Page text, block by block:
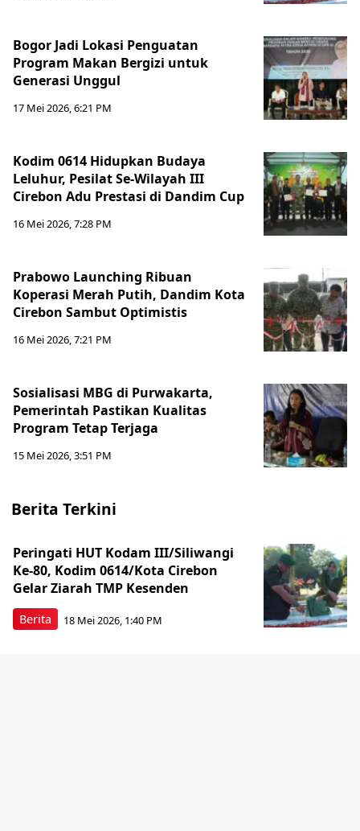
Bogor Jadi Lokasi Penguatan
Program Makan Bergizi untuk
Generasi Unggul
17 Mei 2026, 6:21 PM
Kodim 0614 Hidupkan Budaya
Leluhur, Pesilat Se-Wilayah III
Cirebon Adu Prestasi di Dandim Cup
16 Mei 2026, 7:28 PM
Prabowo Launching Ribuan
Koperasi Merah Putih, Dandim Kota
Cirebon Sambut Optimistis
16 Mei 2026, 7:21 PM
Sosialisasi MBG di Purwakarta,
Pemerintah Pastikan Kualitas
Program Tetap Terjaga
15 Mei 2026, 3:51 PM
Berita Terkini
Berita
Peringati HUT Kodam III/Siliwangi
Ke-80, Kodim 0614/Kota Cirebon
Gelar Ziarah TMP Kesenden
18 Mei 2026, 1:40 PM